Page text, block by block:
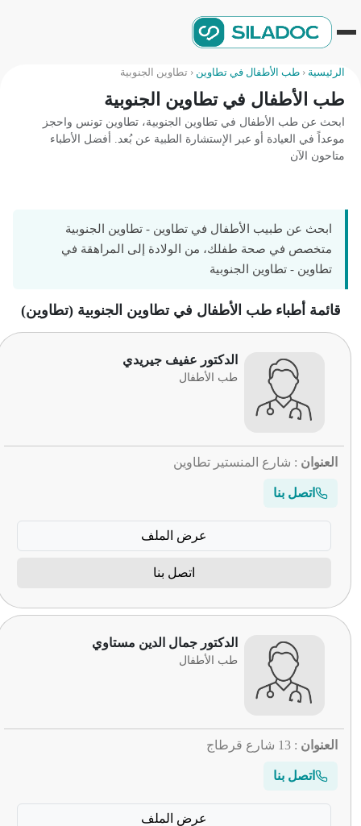
الرئيسية‹طب الأطفال في تطاوين‹تطاوين الجنوبية
طب الأطفال في تطاوين الجنوبية
ابحث عن طب الأطفال في تطاوين الجنوبية، تطاوين تونس واحجز
موعداً في العيادة أو عبر الإستشارة الطبية عن بُعد. أفضل الأطباء
متاحون الآن
ابحث عن طبيب الأطفال في تطاوين - تطاوين الجنوبية
متخصص في صحة طفلك، من الولادة إلى المراهقة في
تطاوين - تطاوين الجنوبية
قائمة أطباء طب الأطفال في تطاوين الجنوبية (تطاوين)
الدكتور عفيف جيريدي
طب الأطفال
العنوان : شارع المنستير تطاوين
اتصل بنا
عرض الملف
اتصل بنا
الدكتور جمال الدين مستاوي
طب الأطفال
العنوان : 13 شارع قرطاج
اتصل بنا
عرض الملف